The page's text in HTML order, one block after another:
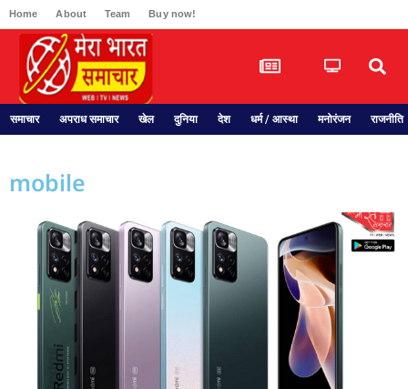
Home About Team Buy now!
समाचार अपराध समाचार खेल दुनिया देश धर्म / आस्था मनोरंजन राजनीति
mobile